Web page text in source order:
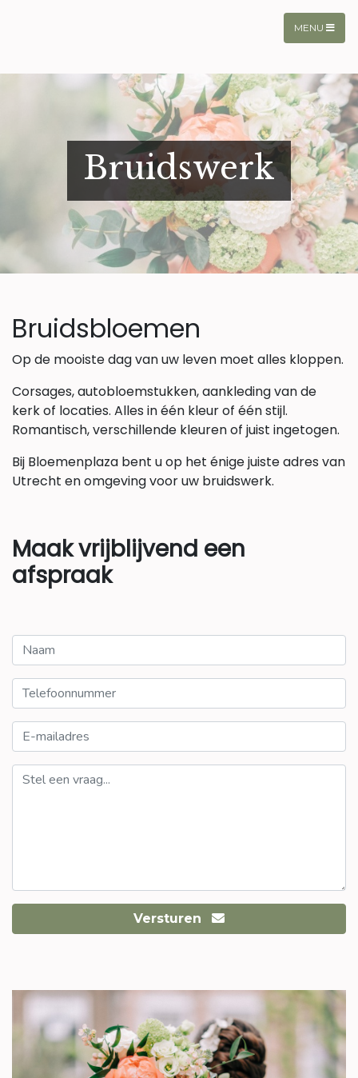
MENU
Bruidswerk
Bruidsbloemen
Op de mooiste dag van uw leven moet alles kloppen.
Corsages, autobloemstukken, aankleding van de
kerk of locaties. Alles in één kleur of één stijl.
Romantisch, verschillende kleuren of juist ingetogen.
Bij Bloemenplaza bent u op het énige juiste adres van
Utrecht en omgeving voor uw bruidswerk.
Maak vrijblijvend een
afspraak
Versturen